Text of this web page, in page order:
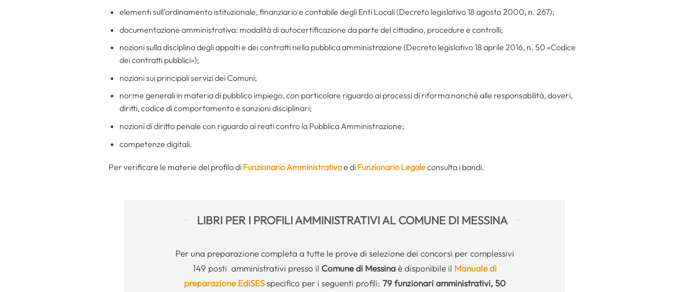
elementi sull’ordinamento istituzionale, finanziario e contabile degli Enti Locali (Decreto legislativo 18 agosto 2000, n. 267);
documentazione amministrativa: modalità di autocertificazione da parte del cittadino, procedure e controlli;
nozioni sulla disciplina degli appalti e dei contratti nella pubblica amministrazione (Decreto legislativo 18 aprile 2016, n. 50 «Codice
dei contratti pubblici»);
nozioni sui principali servizi dei Comuni;
norme generali in materia di pubblico impiego, con particolare riguardo ai processi di riforma nonché alle responsabilità, doveri,
diritti, codice di comportamento e sanzioni disciplinari;
nozioni di diritto penale con riguardo ai reati contro la Pubblica Amministrazione;
competenze digitali.
Per verificare le materie del profilo di Funzionario Amministrativoe di Funzionario Legaleconsulta i bandi.
LIBRI PER I PROFILI AMMINISTRATIVI AL COMUNE DI MESSINA
Per una preparazione completa a tutte le prove di selezione dei concorsi per complessivi
149 posti amministrativi presso il Comune di Messinaè disponibile il Manuale di
preparazione EdiSESspecifico per i seguenti profili: 79 funzionari amministrativi, 50